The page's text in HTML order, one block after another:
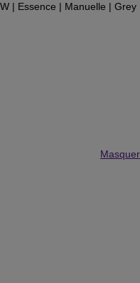
| Essence | Manuelle | Grey
Masquer